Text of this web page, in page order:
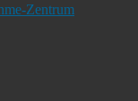
Zentrum